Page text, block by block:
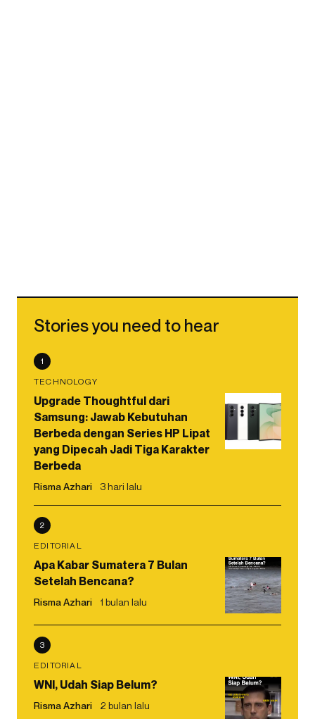
Stories you need to hear
1
TECHNOLOGY
Upgrade Thoughtful dari
Samsung: Jawab Kebutuhan
Berbeda dengan Series HP Lipat
yang Dipecah Jadi Tiga Karakter
Berbeda
Risma Azhari 3 hari lalu
2
EDITORIAL
Apa Kabar Sumatera 7 Bulan
Setelah Bencana?
Risma Azhari 1 bulan lalu
3
EDITORIAL
WNI, Udah Siap Belum?
Risma Azhari 2 bulan lalu